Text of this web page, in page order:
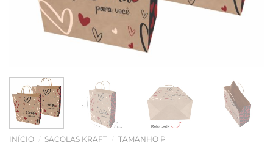
INÍCIO SACOLAS KRAFT TAMANHO P